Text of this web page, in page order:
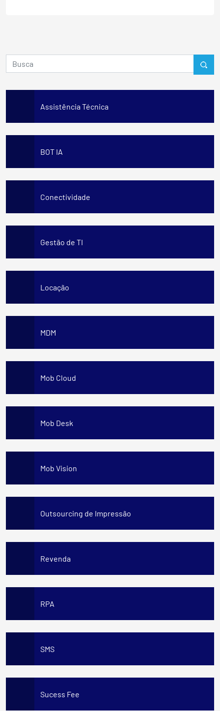
Assistência Técnica
BOT IA
Conectividade
Gestão de TI
Locação
MDM
Mob Cloud
Mob Desk
Mob Vision
Outsourcing de Impressão
Revenda
RPA
SMS
Sucess Fee